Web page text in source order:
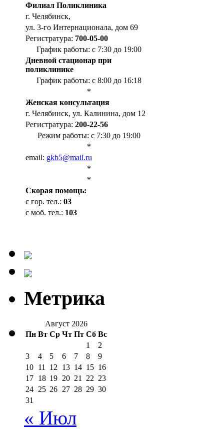
Филиал Поликлиника
г. Челябинск,
ул. 3-го Интернационала, дом 69
Регистратура: 700-05-00
График работы: с 7:30 до 19:00
Дневной стационар при
поликлинике
График работы: с 8:00 до 16:18
*
Женская консультация
г. Челябинск, ул. Калинина, дом 12
Регистратура: 200-22-56
Режим работы: с 7:30 до 19:00
*
email: gkb5@mail.ru
*
*
Cкорая помощь:
с гор. тел.: 03
с моб. тел.: 103
Метрика
Август 2026
Пн Вт Ср Чт Пт Сб Вс
1
2
3
4 5 6 7 8
9
10 11 12 13 14 15 16
17 18 19 20 21 22 23
24 25 26 27 28 29 30
31
« Июл